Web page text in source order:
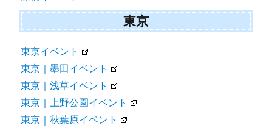
東京
東京イベント
東京｜墨田イベント
東京｜浅草イベント
東京｜上野公園イベント
東京｜秋葉原イベント